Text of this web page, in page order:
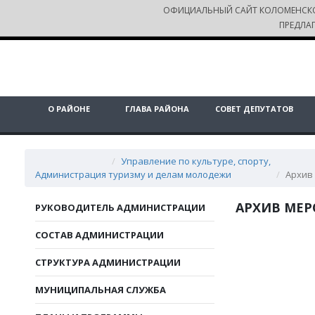
ОФИЦИАЛЬНЫЙ САЙТ
О РАЙОНЕ ГЛАВА РАЙОНА СОВЕТ ДЕПУТАТОВ
Администрация
Управление по культуре, спорту,
туризму и делам молодежи
РУКОВОДИТЕЛЬ АДМИНИСТРАЦИИ
СОСТАВ АДМИНИСТРАЦИИ
СТРУКТУРА АДМИНИСТРАЦИИ
МУНИЦИПАЛЬНАЯ СЛУЖБА
АРХИВ